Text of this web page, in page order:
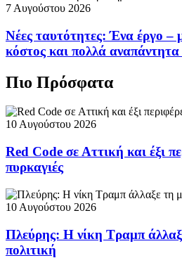
7 Αυγούστου 2026
Νέες ταυτότητες: Ένα έργο –
κόστος και πολλά
Πιο Πρόσφατα
10 Αυγούστου 2026
Red Code σε Αττική και έξι
πυρκαγιές
10 Αυγούστου 2026
Πλεύρης: Η νίκη Τραμπ
πολιτική